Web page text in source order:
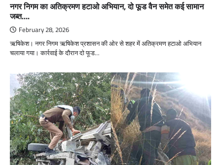
नगर निगम का अतिक्रमण हटाओ अभियान, दो फूड वैन समेत कई सामान
जब्त….
February 28, 2026
ऋषिकेश। नगर निगम ऋषिकेश प्रशासन की ओर से शहर में अतिक्रमण हटाओ अभियान
चलाया गया। कार्रवाई के दौरान दो फूड…